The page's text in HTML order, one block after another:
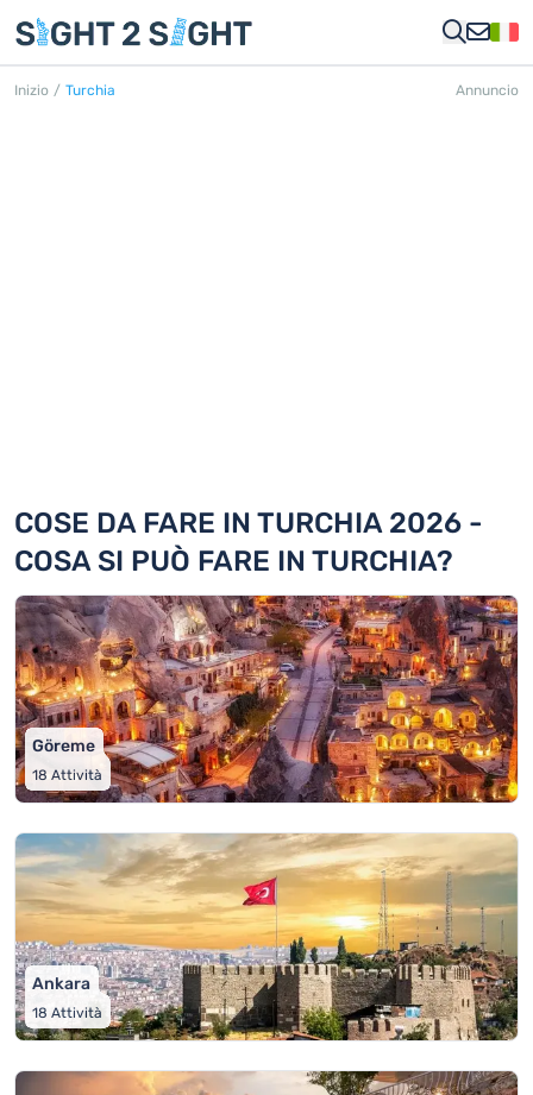
Inizio / Turchia Annuncio
COSE DA FARE IN TURCHIA 2026 -
COSA SI PUÒ FARE IN TURCHIA?
Göreme
18 Attività
Ankara
18 Attività